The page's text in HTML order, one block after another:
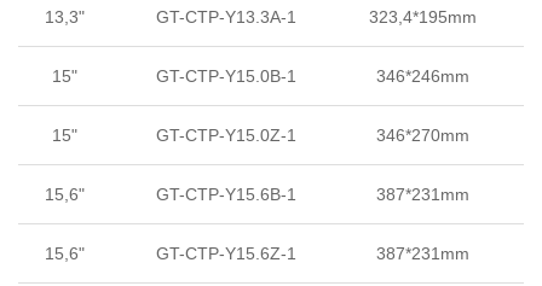
13,3" GT-CTP-Y13.3A-1 323,4*195mm
15" GT-CTP-Y15.0B-1 346*246mm
15" GT-CTP-Y15.0Z-1 346*270mm
15,6" GT-CTP-Y15.6B-1 387*231mm
15,6" GT-CTP-Y15.6Z-1 387*231mm